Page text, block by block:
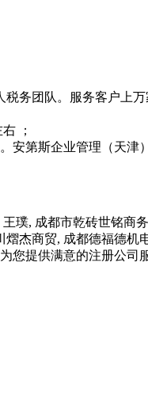
务团队。服务客户上万
；
第斯企业管理（天津
, 成都市乾砖世铭商
杰商贸, 成都德福德机
您提供满意的注册公司服